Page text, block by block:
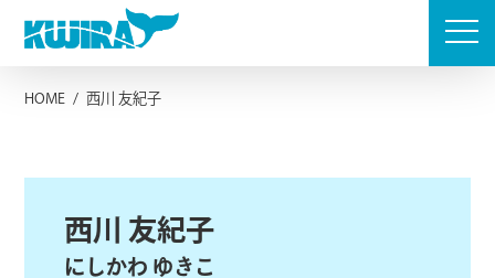
Skip
content
HOME / 西川 友紀子
西川 友紀子
にしかわ ゆきこ